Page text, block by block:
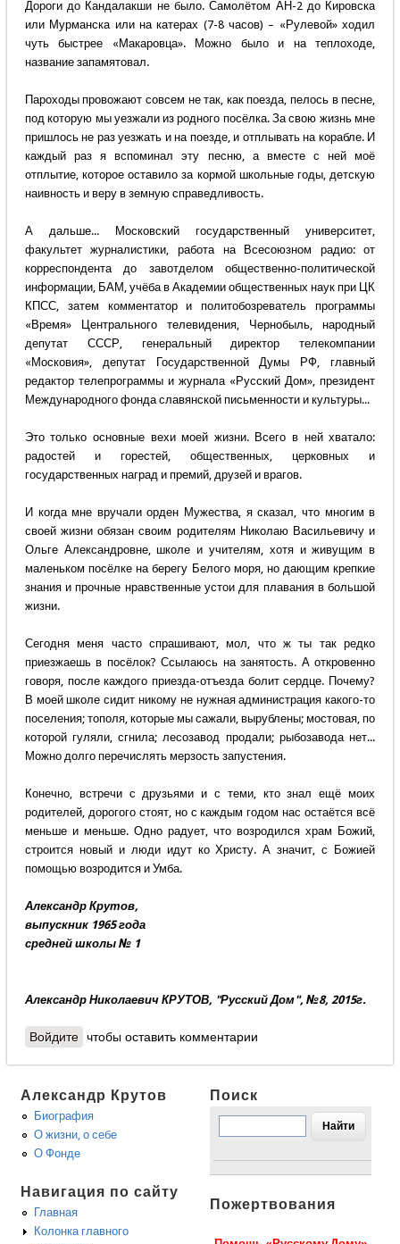
Дороги до Кандалакши не было. Самолётом АН-2 до Кировска
или Мурманска или на катерах (7-8 часов) – «Рулевой» ходил
чуть быстрее «Макаровца». Можно было и на теплоходе,
название запамятовал.
Пароходы провожают совсем не так, как поезда, пелось в песне,
под которую мы уезжали из родного посёлка. За свою жизнь мне
пришлось не раз уезжать и на поезде, и отплывать на корабле. И
каждый раз я вспоминал эту песню, а вместе с ней моё
отплытие, которое оставило за кормой школьные годы, детскую
наивность и веру в земную справедливость.
А дальше... Московский государственный университет,
факультет журналистики, работа на Всесоюзном радио: от
корреспондента до завотделом общественно-политической
информации, БАМ, учёба в Академии общественных наук при ЦК
КПСС, затем комментатор и политобозреватель программы
«Время» Центрального телевидения, Чернобыль, народный
депутат СССР, генеральный директор телекомпании
«Московия», депутат Государственной Думы РФ, главный
редактор телепрограммы и журнала «Русский Дом», президент
Международного фонда славянской письменности и культуры...
Это только основные вехи моей жизни. Всего в ней хватало:
радостей и горестей, общественных, церковных и
государственных наград и премий, друзей и врагов.
И когда мне вручали орден Мужества, я сказал, что многим в
своей жизни обязан своим родителям Николаю Васильевичу и
Ольге Александровне, школе и учителям, хотя и живущим в
маленьком посёлке на берегу Белого моря, но дающим крепкие
знания и прочные нравственные устои для плавания в большой
жизни.
Сегодня меня часто спрашивают, мол, что ж ты так редко
приезжаешь в посёлок? Ссылаюсь на занятость. А откровенно
говоря, после каждого приезда-отъезда болит сердце. Почему?
В моей школе сидит никому не нужная администрация какого-то
поселения; тополя, которые мы сажали, вырублены; мостовая, по
которой гуляли, сгнила; лесозавод продали; рыбозавода нет...
Можно долго перечислять мерзость запустения.
Конечно, встречи с друзьями и с теми, кто знал ещё моих
родителей, дорогого стоят, но с каждым годом нас остаётся всё
меньше и меньше. Одно радует, что возродился храм Божий,
строится новый и люди идут ко Христу. А значит, с Божией
помощью возродится и Умба.
Александр Крутов,
выпускник 1965 года
средней школы № 1
Александр Николаевич КРУТОВ, "Русский Дом", №8, 2015г.
Войдите чтобы оставить комментарии
Александр Крутов
Биография
О жизни, о себе
О Фонде
Навигация по сайту
Главная
Колонка главного
Поиск
Пожертвования